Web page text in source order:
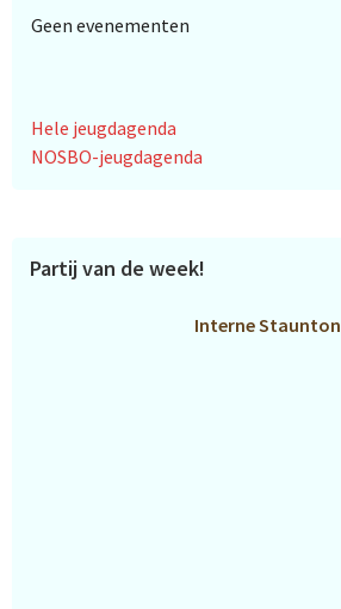
Geen evenementen
Hele jeugdagenda
NOSBO-jeugdagenda
Partij van de week!
Interne Staunton